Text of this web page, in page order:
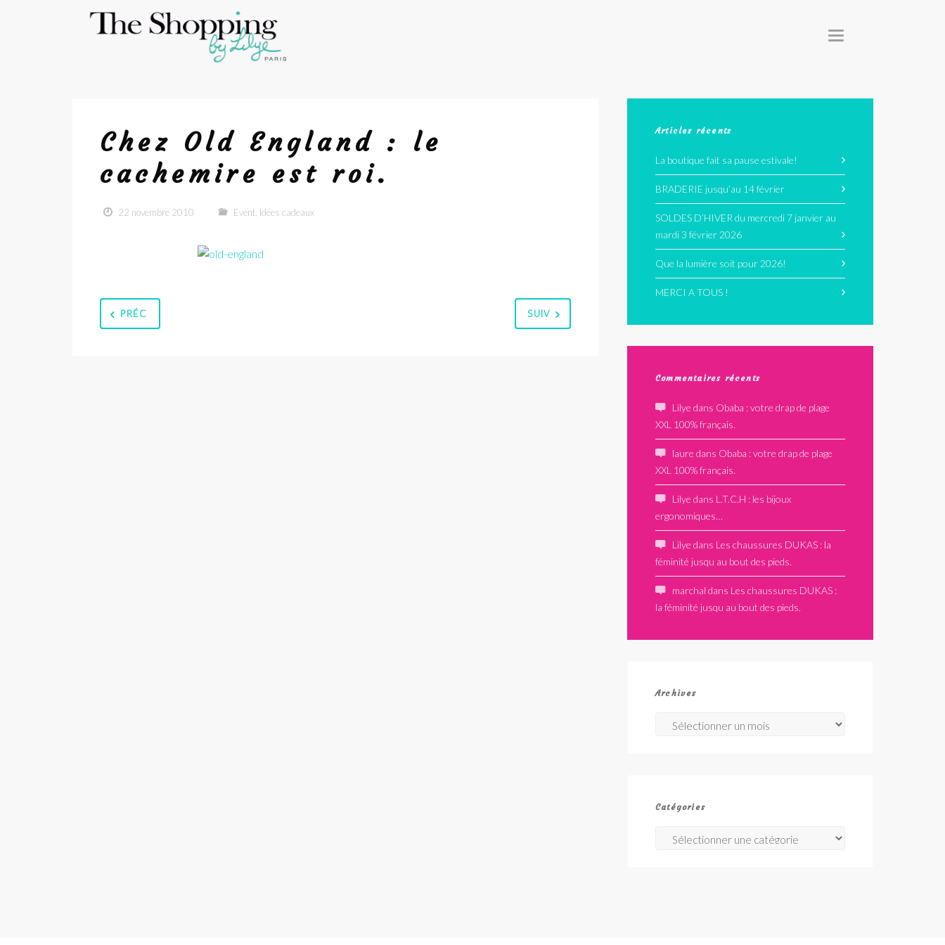
T
O
A
O
Chez Old England : le
cachemire est roi.
22 novembre 2010 Event Idées cadeaux
PRÉC SUIV
Articles récents
La boutique fait sa pause estivale!
BRADERIE jusqu’au 14 février
SOLDES D’HIVER du mercredi 7 janvier au
mardi 3 février 2026
Que la lumière soit pour 2026!
MERCI A TOUS !
Commentaires récents
Lilye dans Obaba : votre drap de plage
XXL 100% français.
laure dans Obaba : votre drap de plage
XXL 100% français.
Lilye dans L.T.C.H : les bijoux
ergonomiques…
Lilye dans Les chaussures DUKAS : la
féminité jusqu au bout des pieds.
marchal dans Les chaussures DUKAS :
la féminité jusqu au bout des pieds.
Archives
Catégories